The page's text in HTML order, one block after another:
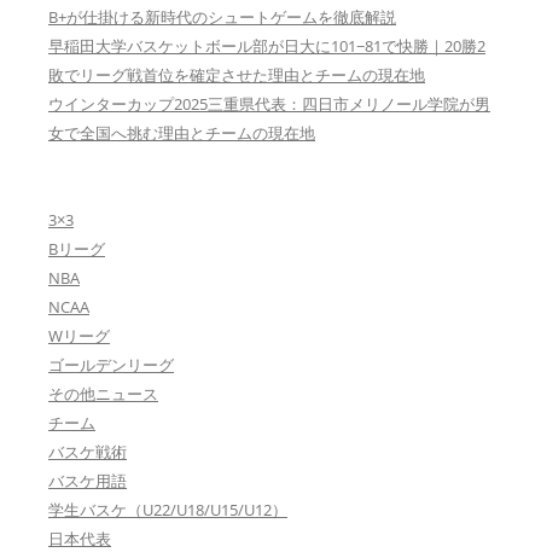
B+が仕掛ける新時代のシュートゲームを徹底解説
早稲田大学バスケットボール部が日大に101−81で快勝｜20勝2
敗でリーグ戦首位を確定させた理由とチームの現在地
ウインターカップ2025三重県代表：四日市メリノール学院が男
女で全国へ挑む理由とチームの現在地
3×3
Bリーグ
NBA
NCAA
Wリーグ
ゴールデンリーグ
その他ニュース
チーム
バスケ戦術
バスケ用語
学生バスケ（U22/U18/U15/U12）
日本代表